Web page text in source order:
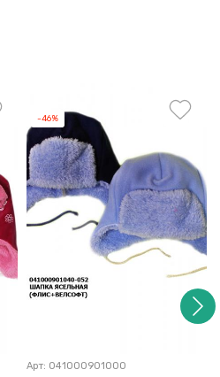
-46%
Арт: 041000901000